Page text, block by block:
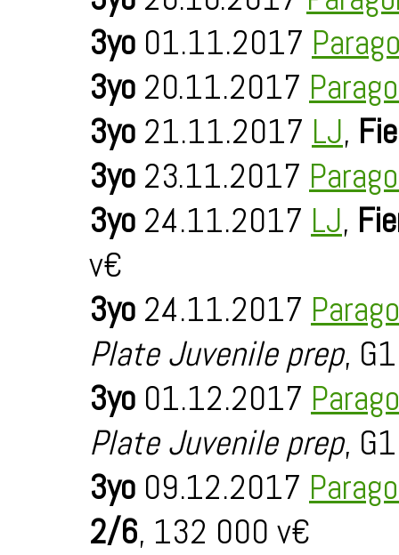
3yo 01.11.2017
3yo 20.11.2017
3yo 21.11.2017 LJ,
3yo 23.11.2017
3yo 24.11.2017 LJ,
v€
3yo 24.11.2017
Plate Juvenile prep,
3yo 01.12.2017
Plate Juvenile prep,
3yo 09.12.2017
2/6, 132 000 v€